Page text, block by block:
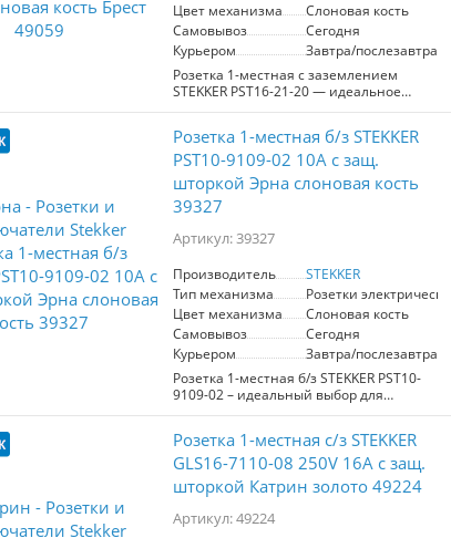
любой интерьер. Розетка имеет
номинальное напряжение 250 В и ток
16А, что подходит для большинства
электроприборов. Рабочий диапазон
температур от 0 до +35°C и степень
защиты IP20 обеспечивают стабильную
работу в различных условиях.
Выбирайте STEKKER GLS16-7110-04 для
надежного и стильного подключения
электрооборудования!
Цвет механизма
Слоновая кость
Самовывоз
Сегодня
Курьером
Завтра/послезавтра
Розетка 1-местная с заземлением
STEKKER PST16-21-20 — идеальное
решение для вашей электропроводки.
прочного ABS пластика, она обладает
приятным цветом слоновой кости,
который гармонично впишется в
любой интерьер. Размеры устройства
составляют 65х65х41 мм, что делает его
Номинальное напряжение — 250 В, ток
функционирование даже при высоких
нагрузках. Розетка устойчива к
диапазону температур от 0 до +35°C и
имеет степень защиты IP20, что
обеспечивает ее безопасность в
условиях жилых помещений.
Продукция STEKKER — это синоним
качества и надежности. Выбирая
данную розетку, вы получаете
вашего дома или офиса.
Розетка 1-местная б/з STEKKER
PST10-9109-02 10А с защ.
шторкой Эрна слоновая кость
39327
Артикул: 39327
Производитель
STEKKER
Тип механизма
Розетки электрические
Цвет механизма
Слоновая кость
Самовывоз
Сегодня
Курьером
Завтра/послезавтра
Розетка 1-местная б/з STEKKER PST10-
9109-02 – идеальный выбор для
создания комфортного и безопасного
Изготовленная из высококачественных
PP и ABS пластиков, эта модель
отличается отличной прочностью и
долговечностью. Элегантный цвет
слоновой кости гармонично
вписывается в любой интерьер,
Розетка 1-местная с/з STEKKER
GLS16-7110-08 250V 16А с защ.
шторкой Катрин золото 49224
Артикул: 49224